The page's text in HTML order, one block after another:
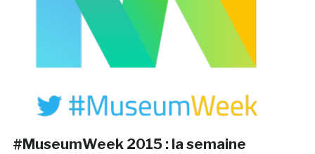
#MuseumWeek 2015 : la semaine